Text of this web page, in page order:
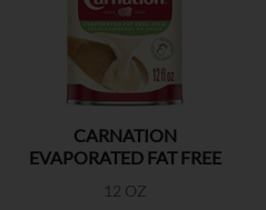
CARNATION
EVAPORATED FAT FREE
12 OZ